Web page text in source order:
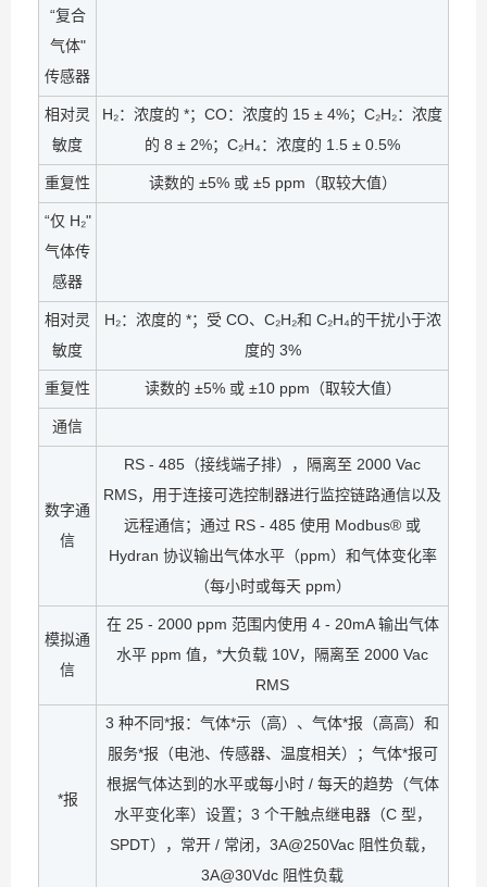
“复合
气体"
传感器
相对灵
敏度
H₂：浓度的 *；CO：浓度的 15 ± 4%；C₂H₂：浓度
的 8 ± 2%；C₂H₄：浓度的 1.5 ± 0.5%
重复性 读数的 ±5% 或 ±5 ppm（取较大值）
“仅 H₂"
气体传
感器
相对灵
敏度
H₂：浓度的 *；受 CO、C₂H₂和 C₂H₄的干扰小于浓
度的 3%
重复性 读数的 ±5% 或 ±10 ppm（取较大值）
通信
数字通
信
RS - 485（接线端子排），隔离至 2000 Vac
RMS，用于连接可选控制器进行监控链路通信以及
远程通信；通过 RS - 485 使用 Modbus® 或
Hydran 协议输出气体水平（ppm）和气体变化率
（每小时或每天 ppm）
模拟通
信
在 25 - 2000 ppm 范围内使用 4 - 20mA 输出气体
水平 ppm 值，*大负载 10V，隔离至 2000 Vac
RMS
*报
3 种不同*报：气体*示（高）、气体*报（高高）和
服务*报（电池、传感器、温度相关）；气体*报可
根据气体达到的水平或每小时 / 每天的趋势（气体
水平变化率）设置；3 个干触点继电器（C 型，
SPDT），常开 / 常闭，3A@250Vac 阻性负载，
3A@30Vdc 阻性负载